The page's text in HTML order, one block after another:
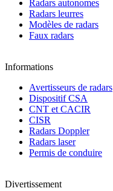
Radars autonomes
Radars leurres
Modèles de radars
Faux radars
Informations
Avertisseurs de radars
Dispositif CSA
CNT et CACIR
CISR
Radars Doppler
Radars laser
Permis de conduire
Divertissement